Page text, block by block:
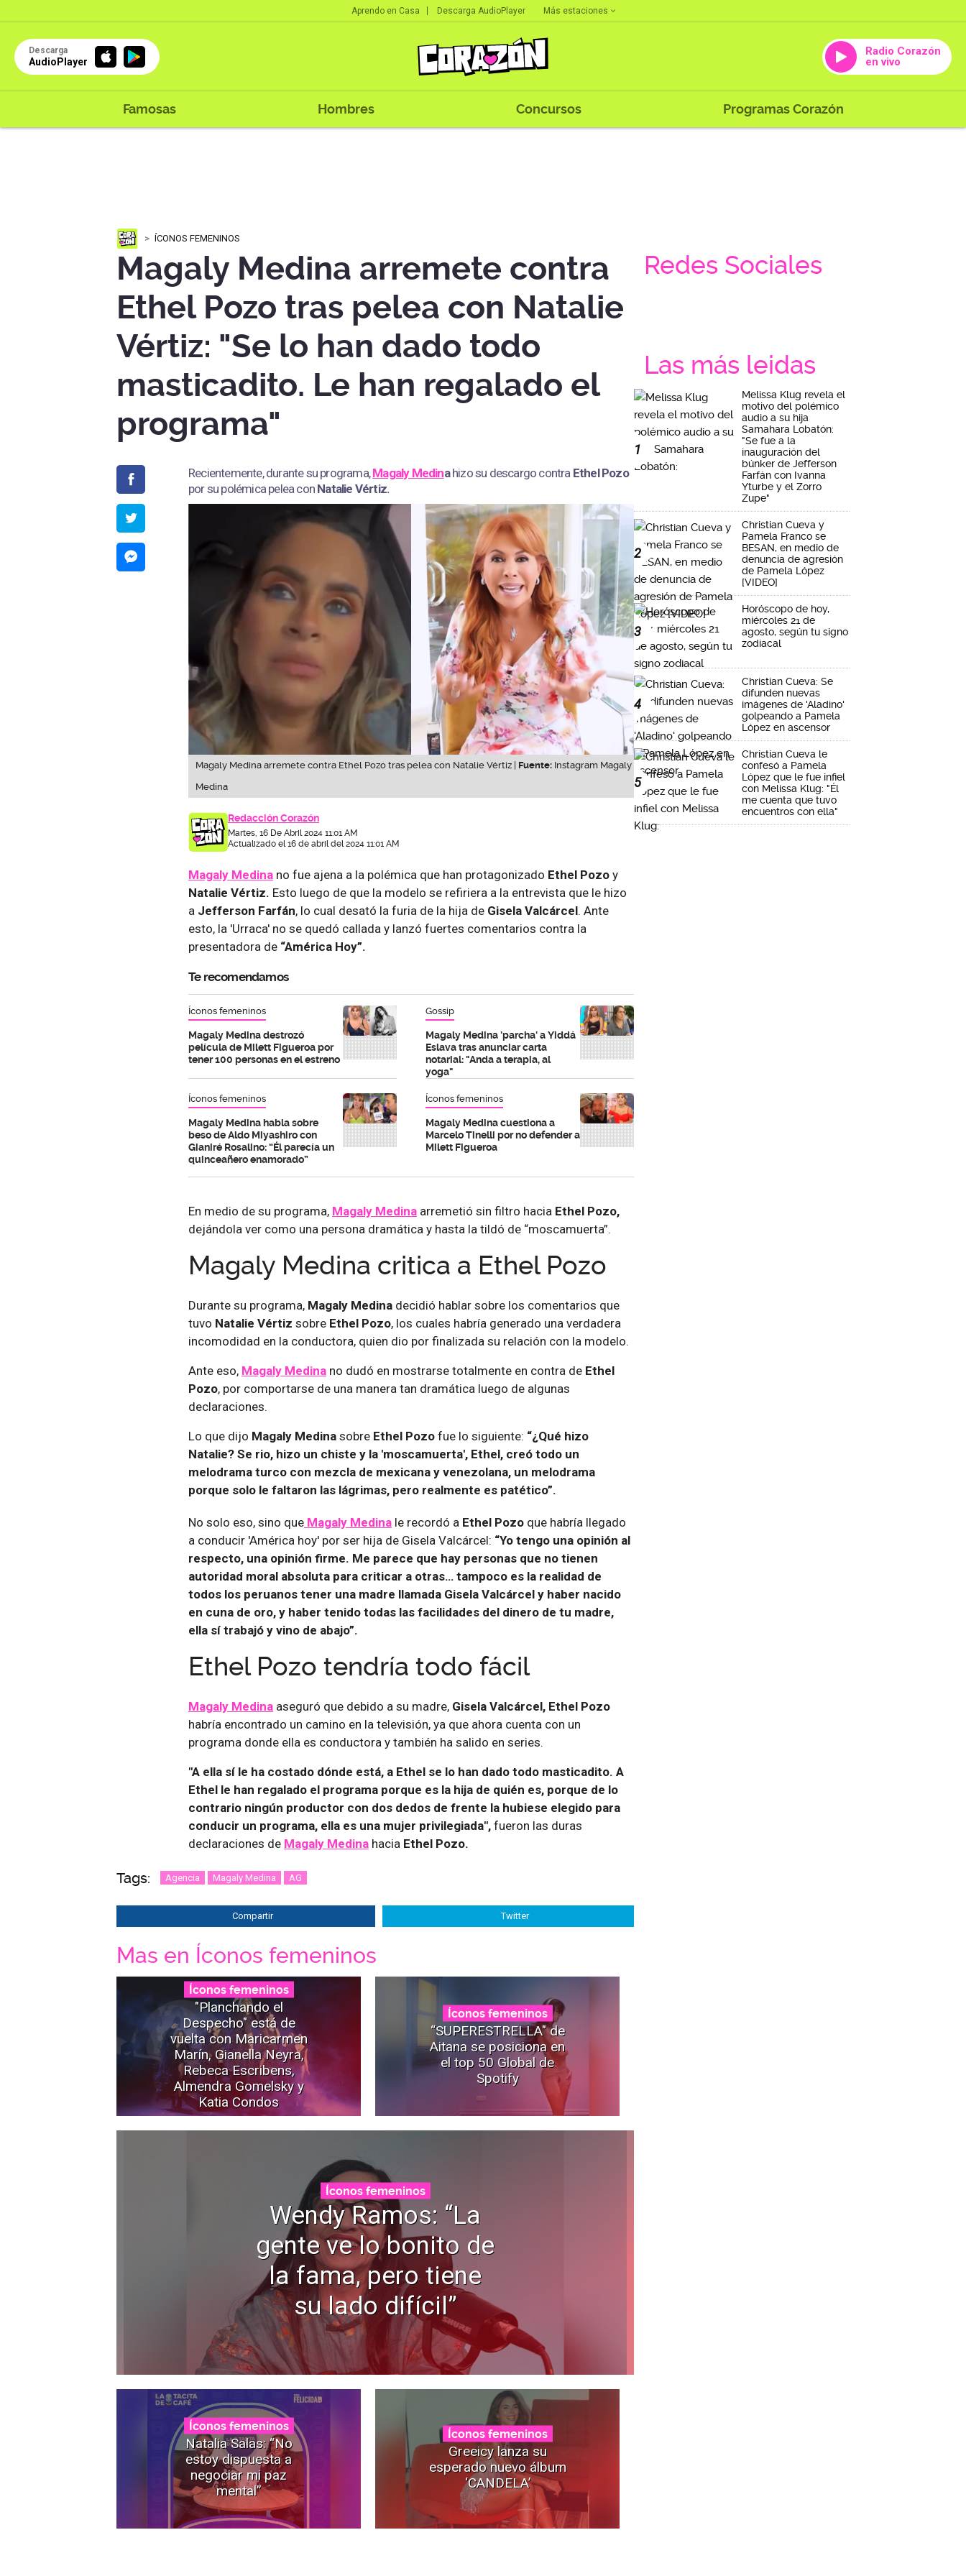
Aprendo en Casa Descarga AudioPlayer Más estaciones
Descarga
AudioPlayer
Radio Corazón
en vivo
Famosas Hombres Concursos Programas Corazón
ÍCONOS FEMENINOS
Magaly Medina arremete contra
Ethel Pozo tras pelea con Natalie
Vértiz: "Se lo han dado todo
masticadito. Le han regalado el
programa"
Recientemente, durante su programa,Magaly Medinahizo su descargo contra Ethel Pozo
por su polémica pelea con Natalie Vértiz.
Magaly Medina arremete contra Ethel Pozo tras pelea con Natalie Vértiz | Fuente: Instagram Magaly
Medina
Redacción Corazón
Martes, 16 De Abril 2024 11:01 AM
Actualizado el 16 de abril del 2024 11:01 AM
Magaly Medina no fue ajena a la polémica que han protagonizado Ethel Pozo y
Natalie Vértiz. Esto luego de que la modelo se refiriera a la entrevista que le hizo
a Jefferson Farfán, lo cual desató la furia de la hija de Gisela Valcárcel. Ante
esto, la 'Urraca' no se quedó callada y lanzó fuertes comentarios contra la
presentadora de “América Hoy”.
Te recomendamos
Íconos femeninos
Magaly Medina destrozó
película de Milett Figueroa por
tener 100 personas en el estreno
Gossip
Magaly Medina 'parcha' a Yiddá
Eslava tras anunciar carta
notarial: "Anda a terapia, al
yoga"
Íconos femeninos
Magaly Medina habla sobre
beso de Aldo Miyashiro con
Gianiré Rosalino: “Él parecía un
quinceañero enamorado”
Íconos femeninos
Magaly Medina cuestiona a
Marcelo Tinelli por no defender a
Milett Figueroa
En medio de su programa, Magaly Medina arremetió sin filtro hacia Ethel Pozo,
dejándola ver como una persona dramática y hasta la tildó de “moscamuerta”.
Magaly Medina critica a Ethel Pozo
Durante su programa, Magaly Medina decidió hablar sobre los comentarios que
tuvo Natalie Vértiz sobre Ethel Pozo, los cuales habría generado una verdadera
incomodidad en la conductora, quien dio por finalizada su relación con la modelo.
Ante eso, Magaly Medina no dudó en mostrarse totalmente en contra de Ethel
Pozo, por comportarse de una manera tan dramática luego de algunas
declaraciones.
Lo que dijo Magaly Medina sobre Ethel Pozo fue lo siguiente: “¿Qué hizo
Natalie? Se rio, hizo un chiste y la 'moscamuerta', Ethel, creó todo un
melodrama turco con mezcla de mexicana y venezolana, un melodrama
porque solo le faltaron las lágrimas, pero realmente es patético”.
No solo eso, sino que Magaly Medina le recordó a Ethel Pozo que habría llegado
a conducir 'América hoy' por ser hija de Gisela Valcárcel: “Yo tengo una opinión al
respecto, una opinión firme. Me parece que hay personas que no tienen
autoridad moral absoluta para criticar a otras… tampoco es la realidad de
todos los peruanos tener una madre llamada Gisela Valcárcel y haber nacido
en cuna de oro, y haber tenido todas las facilidades del dinero de tu madre,
ella sí trabajó y vino de abajo”.
Ethel Pozo tendría todo fácil
Magaly Medina aseguró que debido a su madre, Gisela Valcárcel, Ethel Pozo
habría encontrado un camino en la televisión, ya que ahora cuenta con un
programa donde ella es conductora y también ha salido en series.
"A ella sí le ha costado dónde está, a Ethel se lo han dado todo masticadito. A
Ethel le han regalado el programa porque es la hija de quién es, porque de lo
contrario ningún productor con dos dedos de frente la hubiese elegido para
conducir un programa, ella es una mujer privilegiada", fueron las duras
declaraciones de Magaly Medina hacia Ethel Pozo.
Tags: Agencia Magaly Medina AG
Compartir Twitter
Mas en Íconos femeninos
Íconos femeninos
"Planchando el
Despecho" está de
vuelta con Maricarmen
Marín, Gianella Neyra,
Rebeca Escribens,
Almendra Gomelsky y
Katia Condos
Íconos femeninos
“SUPERESTRELLA" de
Aitana se posiciona en
el top 50 Global de
Spotify
Íconos femeninos
Wendy Ramos: “La
gente ve lo bonito de
la fama, pero tiene
su lado difícil”
Íconos femeninos
Natalia Salas: “No
estoy dispuesta a
negociar mi paz
mental”
Íconos femeninos
Greeicy lanza su
esperado nuevo álbum
‘CANDELA’
Redes Sociales
Las más leidas
1
Melissa Klug revela el
motivo del polémico
audio a su hija
Samahara Lobatón:
"Se fue a la
inauguración del
búnker de Jefferson
Farfán con Ivanna
Yturbe y el Zorro
Zupe"
2
Christian Cueva y
Pamela Franco se
BESAN, en medio de
denuncia de agresión
de Pamela López
[VIDEO]
3
Horóscopo de hoy,
miércoles 21 de
agosto, según tu signo
zodiacal
4
Christian Cueva: Se
difunden nuevas
imágenes de 'Aladino'
golpeando a Pamela
López en ascensor
5
Christian Cueva le
confesó a Pamela
López que le fue infiel
con Melissa Klug: "Él
me cuenta que tuvo
encuentros con ella"